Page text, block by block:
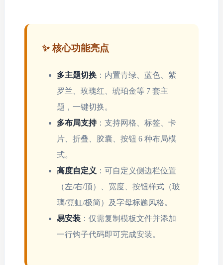
✨ 核心功能亮点
多主题切换 ：内置青绿、蓝色、紫
罗兰、玫瑰红、琥珀金等 7 套主
题，一键切换。
多布局支持：支持网格、标签、卡
片、折叠、胶囊、按钮 6 种布局模
式。
高度自定义 ：可自定义侧边栏位置
（左/右/顶）、宽度、按钮样式（玻
璃/霓虹/极简）及字母标题风格。
易安装 ：仅需复制模板文件并添加
一行钩子代码即可完成安装。